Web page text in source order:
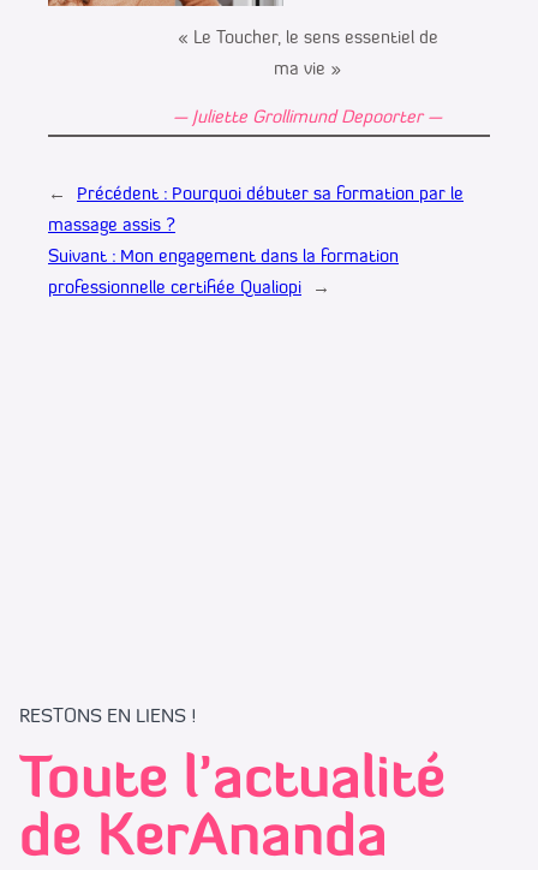
« Le Toucher, le sens essentiel de
ma vie »
— Juliette GrollimundDepoorter —
← Précédent : Pourquoi débuter sa formation par le
massage assis ?
Suivant : Mon engagement dans la formation
professionnelle certifiée Qualiopi
→
RESTONS EN LIENS !
Toute l’actualité
de KerAnanda